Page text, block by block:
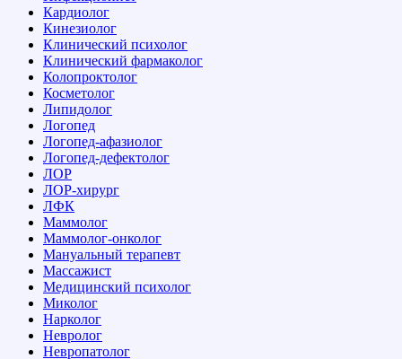
Кардиолог
Кинезиолог
Клинический психолог
Клинический фармаколог
Колопроктолог
Косметолог
Липидолог
Логопед
Логопед-афазиолог
Логопед-дефектолог
ЛОР
ЛОР-хирург
ЛФК
Маммолог
Маммолог-онколог
Мануальный терапевт
Массажист
Медицинский психолог
Миколог
Нарколог
Невролог
Невропатолог